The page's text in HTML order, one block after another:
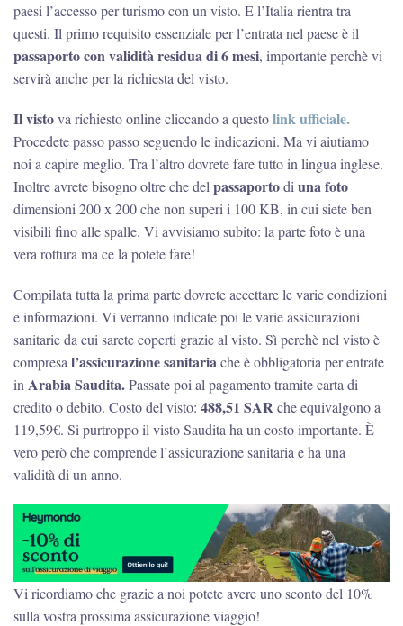
paesi l’accesso per turismo con un visto. E l’Italia rientra tra
questi. Il primo requisito essenziale per l’entrata nel paese è il
passaporto con validità residua di 6 mesi, importante perchè vi
servirà anche per la richiesta del visto.
Il vistova richiesto online cliccando a questolink ufficiale.
Procedete passo passo seguendo le indicazioni. Ma vi aiutiamo
noi a capire meglio. Tra l’altro dovrete fare tutto in lingua inglese.
Inoltre avrete bisogno oltre che del passaportodi una foto
dimensioni 200 x 200 che non superi i 100 KB, in cui siete ben
visibili fino alle spalle. Vi avvisiamo subito: la parte foto è una
vera rottura ma ce la potete fare!
Compilata tutta la prima parte dovrete accettare le varie condizioni
e informazioni. Vi verranno indicate poi le varie assicurazioni
sanitarie da cui sarete coperti grazie al visto. Sì perchè nel visto è
compresa l’assicurazione sanitariache è obbligatoria per entrate
in Arabia Saudita.Passate poi al pagamento tramite carta di
credito o debito. Costo del visto: 488,51 SARche equivalgono a
119,59€. Si purtroppo il visto Saudita ha un costo importante. È
vero però che comprende l’assicurazione sanitaria e ha una
validità di un anno.
Vi ricordiamo che grazie a noi potete avere uno sconto del 10%
sulla vostra prossima assicurazione viaggio!